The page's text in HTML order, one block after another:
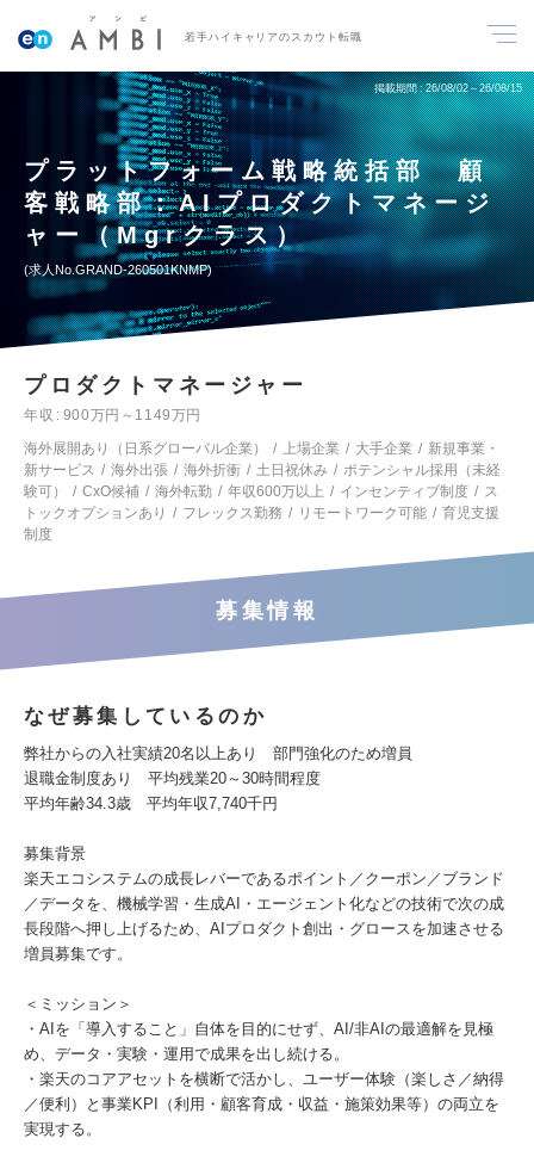
若手ハイキャリアのスカウト転職
掲載期間 26/08/02～26/08/15
プラットフォーム戦略統括部 顧
客戦略部：AIプロダクトマネージ
ャー（Mgrクラス）
求人No.GRAND-260501KNMP
プロダクトマネージャー
年収
900万円～1149万円
海外展開あり（日系グローバル企業）
上場企業 大手企業
新規事業・
新サービス
海外出張 海外折衝 土日祝休み
ポテンシャル採用（未経
験可）
CxO候補 海外転勤 年収600万以上 インセンティブ制度
ス
トックオプションあり
フレックス勤務 リモートワーク可能
育児支援
制度
募集情報
なぜ募集しているのか
弊社からの入社実績20名以上あり 部門強化のため増員
退職金制度あり 平均残業20～30時間程度
平均年齢34.3歳 平均年収7,740千円
募集背景
楽天エコシステムの成長レバーであるポイント／クーポン／ブランド
／データを、機械学習・生成AI・エージェント化などの技術で次の成
長段階へ押し上げるため、AIプロダクト創出・グロースを加速させる
増員募集です。
＜ミッション＞
・AIを「導入すること」自体を目的にせず、AI/非AIの最適解を見極
め、データ・実験・運用で成果を出し続ける。
・楽天のコアアセットを横断で活かし、ユーザー体験（楽しさ／納得
／便利）と事業KPI（利用・顧客育成・収益・施策効果等）の両立を
実現する。